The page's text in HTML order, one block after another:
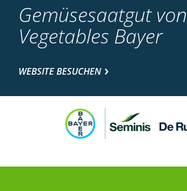
Gemüsesaatgut von
Vegetables Bayer
WEBSITE BESUCHEN